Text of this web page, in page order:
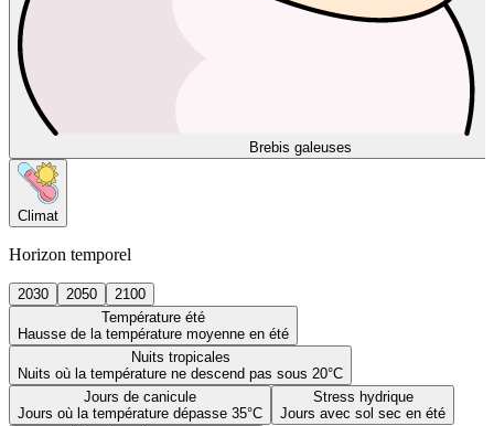
Brebis galeuses
Climat
Horizon temporel
2030 2050
2100
Température été
Hausse de la température moyenne en été
Nuits tropicales
Nuits où la température ne descend pas sous 20°C
Jours de canicule
Jours où la température dépasse 35°C
Stress hydrique
Jours avec sol sec en été